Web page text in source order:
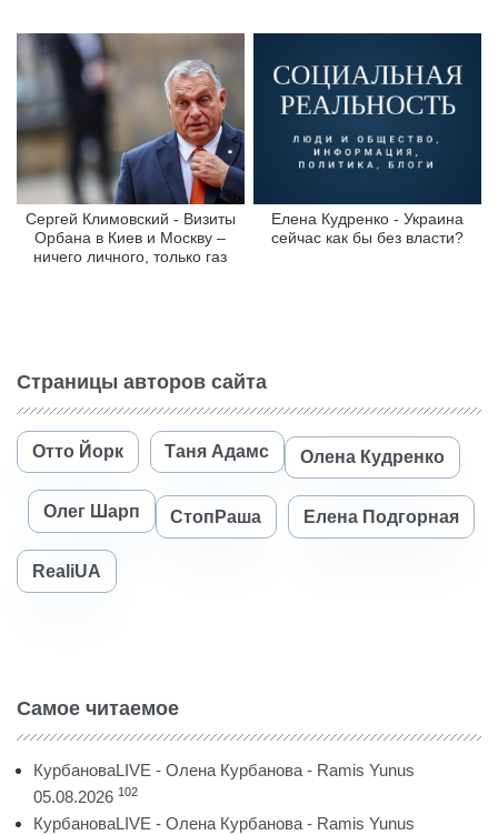
Сергей Климовский - Визиты
Орбана в Киев и Москву –
ничего личного, только газ
Елена Кудренко - Украина
сейчас как бы без власти?
Страницы авторов сайта
Отто Йорк Таня Адамс Олена Кудренко
Олег Шарп СтопРаша Елена Подгорная
RealiUA
Самое читаемое
КурбановаLIVE - Олена Курбанова - Ramis Yunus
05.08.2026 102
КурбановаLIVE - Олена Курбанова - Ramis Yunus